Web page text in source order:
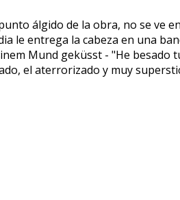
álgido de la obra, no se ve
le entrega la cabeza en una
Mund geküsst - "He besado
el aterrorizado y muy